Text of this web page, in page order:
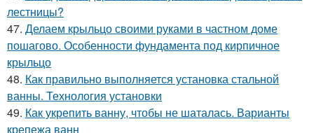
лестницы?
47. Делаем крыльцо своими руками в частном доме
пошагово. Особенности фундамента под кирпичное
крыльцо
48. Как правильно выполняется установка стальной
ванны. Технология установки
49. Как укрепить ванну, чтобы не шаталась. Варианты
крепежа ванн